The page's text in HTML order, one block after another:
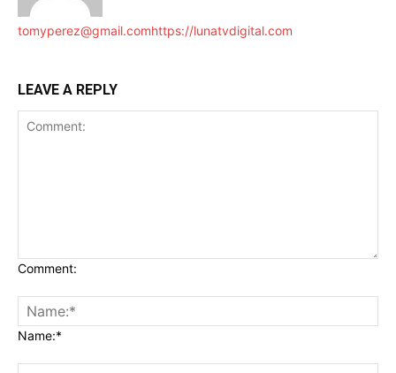
tomyperez@gmail.comhttps://lunatvdigital.com
LEAVE A REPLY
Comment:
Name:*